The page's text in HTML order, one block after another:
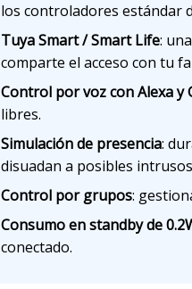
los controladores estándar
Tuya Smart / Smart Life:
comparte el acceso con tu
Control por voz con Alexa y
libres.
Simulación de presencia:
disuadan a posibles
Control por grupos:
Consumo en standby de
conectado.